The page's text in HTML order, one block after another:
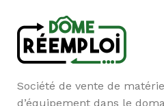
Société de vente de
d’équipement dans le